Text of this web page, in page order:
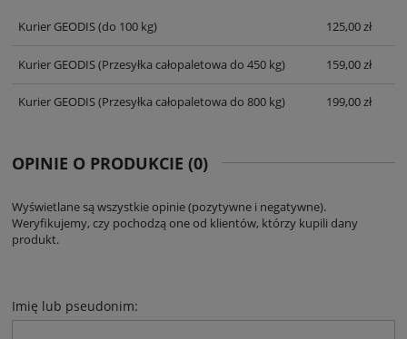
Kurier GEODIS(do 100 kg) 125,00 zł
Kurier GEODIS(Przesyłka całopaletowa do 450 kg) 159,00 zł
Kurier GEODIS(Przesyłka całopaletowa do 800 kg) 199,00 zł
OPINIE O PRODUKCIE (0)
Wyświetlane są wszystkie opinie (pozytywne i negatywne).
Weryfikujemy, czy pochodzą one od klientów, którzy kupili dany
produkt.
Imię lub pseudonim: